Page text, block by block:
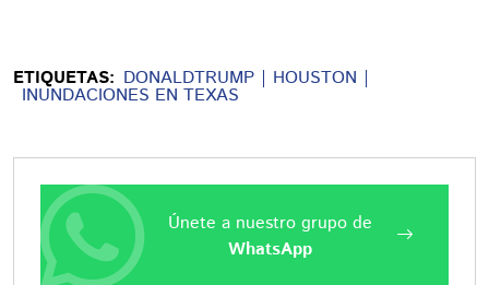
ETIQUETAS: DONALDTRUMP HOUSTON
INUNDACIONES EN TEXAS
Únete a nuestro grupo de
WhatsApp